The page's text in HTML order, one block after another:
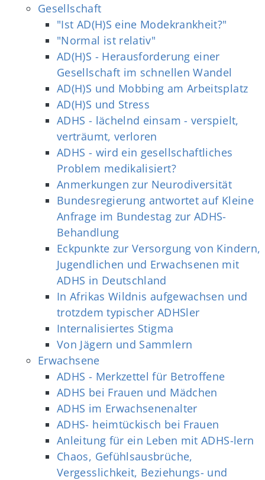
Gesellschaft
"Ist AD(H)S eine Modekrankheit?"
"Normal ist relativ"
AD(H)S - Herausforderung einer
Gesellschaft im schnellen Wandel
AD(H)S und Mobbing am Arbeitsplatz
AD(H)S und Stress
ADHS - lächelnd einsam - verspielt,
verträumt, verloren
ADHS - wird ein gesellschaftliches
Problem medikalisiert?
Anmerkungen zur Neurodiversität
Bundesregierung antwortet auf Kleine
Anfrage im Bundestag zur ADHS-
Behandlung
Eckpunkte zur Versorgung von Kindern,
Jugendlichen und Erwachsenen mit
ADHS in Deutschland
In Afrikas Wildnis aufgewachsen und
trotzdem typischer ADHSler
Internalisiertes Stigma
Von Jägern und Sammlern
Erwachsene
ADHS - Merkzettel für Betroffene
ADHS bei Frauen und Mädchen
ADHS im Erwachsenenalter
ADHS- heimtückisch bei Frauen
Anleitung für ein Leben mit ADHS-lern
Chaos, Gefühlsausbrüche,
Vergesslichkeit, Beziehungs- und